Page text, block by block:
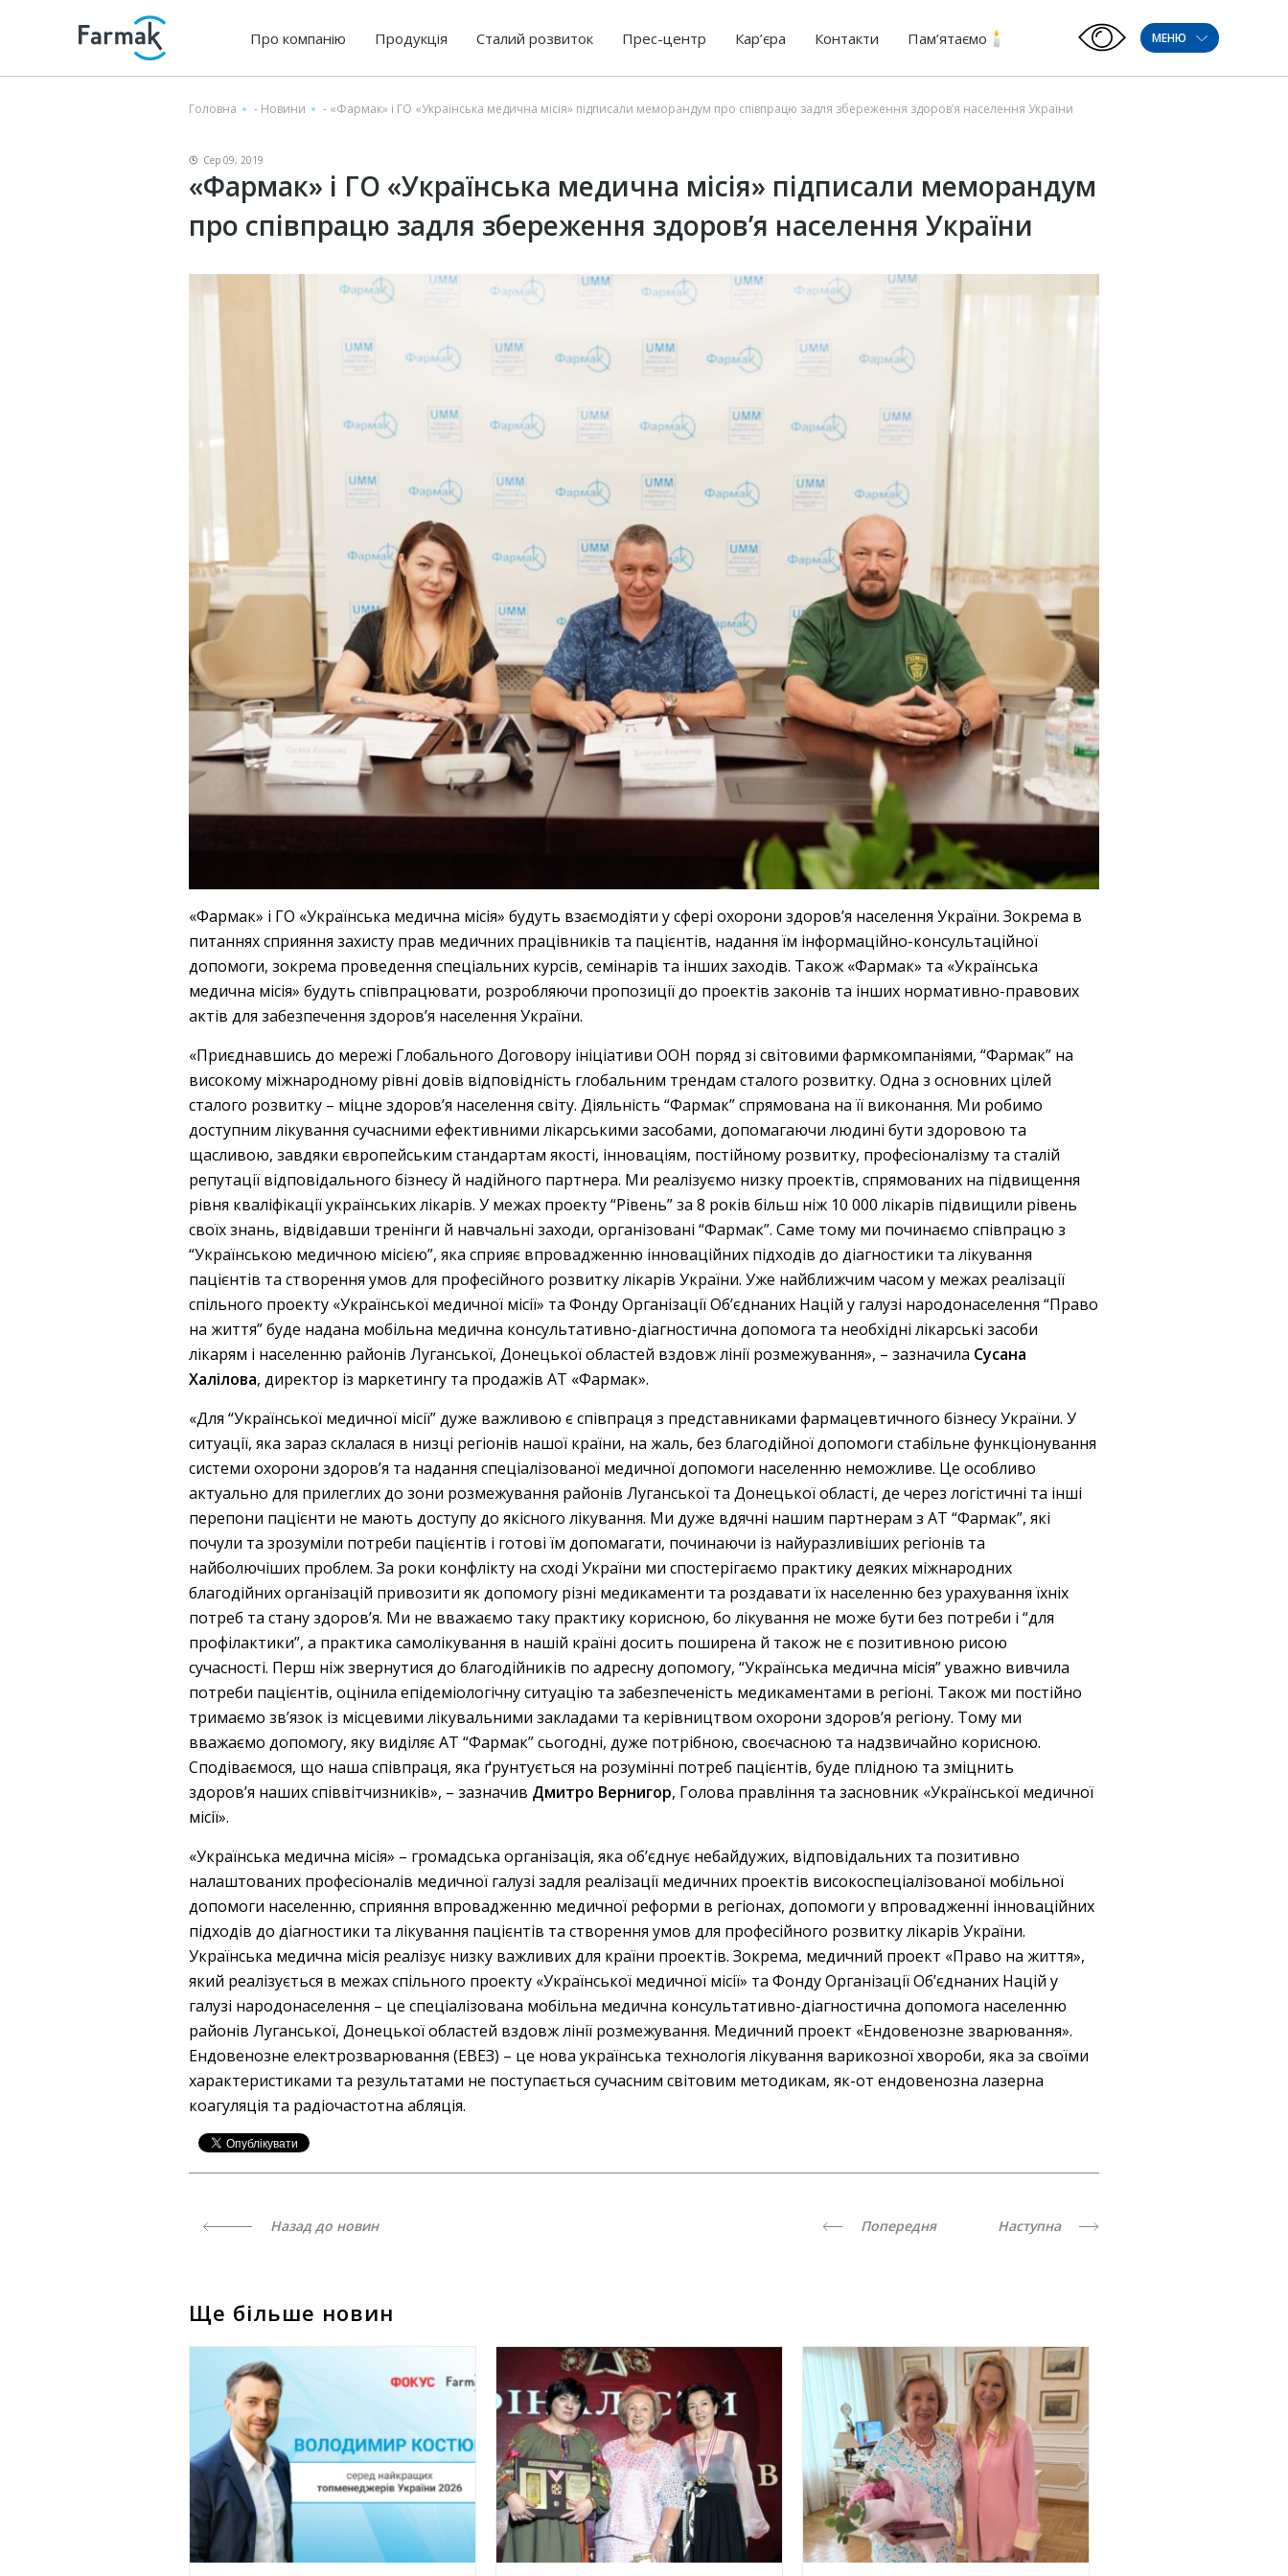
Про компанію Продукція Сталий розвиток Прес-центр Кар’єра Контакти Пам’ятаємо МЕНЮ
Головна - Новини - «Фармак» і ГО «Українська медична місія» підписали меморандум про співпрацю задля збереження здоров’я населення України
Сер 09, 2019
«Фармак» і ГО «Українська медична місія» підписали меморандум
про співпрацю задля збереження здоров’я населення України
«Фармак» і ГО «Українська медична місія» будуть взаємодіяти у сфері охорони здоров’я населення України. Зокрема в
питаннях сприяння захисту прав медичних працівників та пацієнтів, надання їм інформаційно-консультаційної
допомоги, зокрема проведення спеціальних курсів, семінарів та інших заходів. Також «Фармак» та «Українська
медична місія» будуть співпрацювати, розробляючи пропозиції до проектів законів та інших нормативно-правових
актів для забезпечення здоров’я населення України.
«Приєднавшись до мережі Глобального Договору ініціативи ООН поряд зі світовими фармкомпаніями, “Фармак” на
високому міжнародному рівні довів відповідність глобальним трендам сталого розвитку. Одна з основних цілей
сталого розвитку – міцне здоров’я населення світу. Діяльність “Фармак” спрямована на її виконання. Ми робимо
доступним лікування сучасними ефективними лікарськими засобами, допомагаючи людині бути здоровою та
щасливою, завдяки європейським стандартам якості, інноваціям, постійному розвитку, професіоналізму та сталій
репутації відповідального бізнесу й надійного партнера. Ми реалізуємо низку проектів, спрямованих на підвищення
рівня кваліфікації українських лікарів. У межах проекту “Рівень” за 8 років більш ніж 10 000 лікарів підвищили рівень
своїх знань, відвідавши тренінги й навчальні заходи, організовані “Фармак”. Саме тому ми починаємо співпрацю з
“Українською медичною місією”, яка сприяє впровадженню інноваційних підходів до діагностики та лікування
пацієнтів та створення умов для професійного розвитку лікарів України. Уже найближчим часом у межах реалізації
спільного проекту «Української медичної місії» та Фонду Організації Об’єднаних Націй у галузі народонаселення “Право
на життя” буде надана мобільна медична консультативно-діагностична допомога та необхідні лікарські засоби
лікарям і населенню районів Луганської, Донецької областей вздовж лінії розмежування», – зазначила Сусана
Халілова, директор із маркетингу та продажів АТ «Фармак».
«Для “Української медичної місії” дуже важливою є співпраця з представниками фармацевтичного бізнесу України. У
ситуації, яка зараз склалася в низці регіонів нашої країни, на жаль, без благодійної допомоги стабільне функціонування
системи охорони здоров’я та надання спеціалізованої медичної допомоги населенню неможливе. Це особливо
актуально для прилеглих до зони розмежування районів Луганської та Донецької області, де через логістичні та інші
перепони пацієнти не мають доступу до якісного лікування. Ми дуже вдячні нашим партнерам з АТ “Фармак”, які
почули та зрозуміли потреби пацієнтів і готові їм допомагати, починаючи із найуразливіших регіонів та
найболючіших проблем. За роки конфлікту на сході України ми спостерігаємо практику деяких міжнародних
благодійних організацій привозити як допомогу різні медикаменти та роздавати їх населенню без урахування їхніх
потреб та стану здоров’я. Ми не вважаємо таку практику корисною, бо лікування не може бути без потреби і “для
профілактики”, а практика самолікування в нашій країні досить поширена й також не є позитивною рисою
сучасності. Перш ніж звернутися до благодійників по адресну допомогу, “Українська медична місія” уважно вивчила
потреби пацієнтів, оцінила епідеміологічну ситуацію та забезпеченість медикаментами в регіоні. Також ми постійно
тримаємо зв’язок із місцевими лікувальними закладами та керівництвом охорони здоров’я регіону. Тому ми
вважаємо допомогу, яку виділяє АТ “Фармак” сьогодні, дуже потрібною, своєчасною та надзвичайно корисною.
Сподіваємося, що наша співпраця, яка ґрунтується на розумінні потреб пацієнтів, буде плідною та зміцнить
здоров’я наших співвітчизників», – зазначив Дмитро Вернигор, Голова правління та засновник «Української медичної
місії».
«Українська медична місія» – громадська організація, яка об’єднує небайдужих, відповідальних та позитивно
налаштованих професіоналів медичної галузі задля реалізації медичних проектів високоспеціалізованої мобільної
допомоги населенню, сприяння впровадженню медичної реформи в регіонах, допомоги у впровадженні інноваційних
підходів до діагностики та лікування пацієнтів та створення умов для професійного розвитку лікарів України.
Українська медична місія реалізує низку важливих для країни проектів. Зокрема, медичний проект «Право на життя»,
який реалізується в межах спільного проекту «Української медичної місії» та Фонду Організації Об’єднаних Націй у
галузі народонаселення – це спеціалізована мобільна медична консультативно-діагностична допомога населенню
районів Луганської, Донецької областей вздовж лінії розмежування. Медичний проект «Ендовенозне зварювання».
Ендовенозне електрозварювання (ЕВЕЗ) – це нова українська технологія лікування варикозної хвороби, яка за своїми
характеристиками та результатами не поступається сучасним світовим методикам, як-от ендовенозна лазерна
коагуляція та радіочастотна абляція.
Назад до новин Попередня Наступна
Ще більше новин